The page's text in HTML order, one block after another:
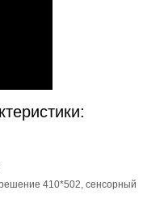
410*502, сенсорный